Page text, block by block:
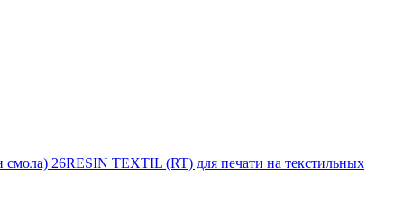
смола) 26RESIN TEXTIL (RT) для печати на текстильных